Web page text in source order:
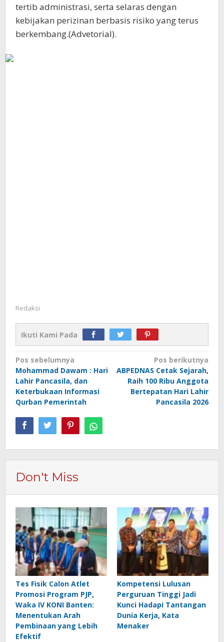
tertib administrasi, serta selaras dengan
kebijakan perizinan berbasis risiko yang terus
berkembang.(Advetorial).
Redaksi
Ikuti Kami Pada
Navigasi
pos
Pos sebelumnya
Mohammad Dawam : Hari
Lahir Pancasila, dan
Keterbukaan Informasi
Qurban Pemerintah
Pos berikutnya
ABPEDNAS Cetak Sejarah,
Raih 100 Ribu Anggota
Bertepatan Hari Lahir
Pancasila 2026
Don't Miss
Tes Fisik Calon Atlet
Promosi Program PJP,
Waka IV KONI Banten:
Menentukan Arah
Pembinaan yang Lebih
Efektif
Kompetensi Lulusan
Perguruan Tinggi Jadi
Kunci Hadapi Tantangan
Dunia Kerja, Kata
Menaker